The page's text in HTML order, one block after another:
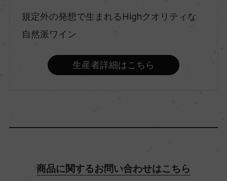
ミディアムボディ
ピノ・ノワール 100%
規定外の発想で生まれるHighクオリティな
自然派ワイン
生産者詳細はこちら
商品に関するお問い合わせはこちら